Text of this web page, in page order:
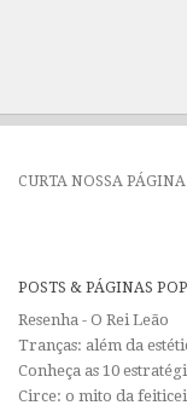
CURTA NOSSA
POSTS & PÁGINAS
Resenha - O Rei Leão
Tranças: além da
Conheça as 10
Circe: o mito da